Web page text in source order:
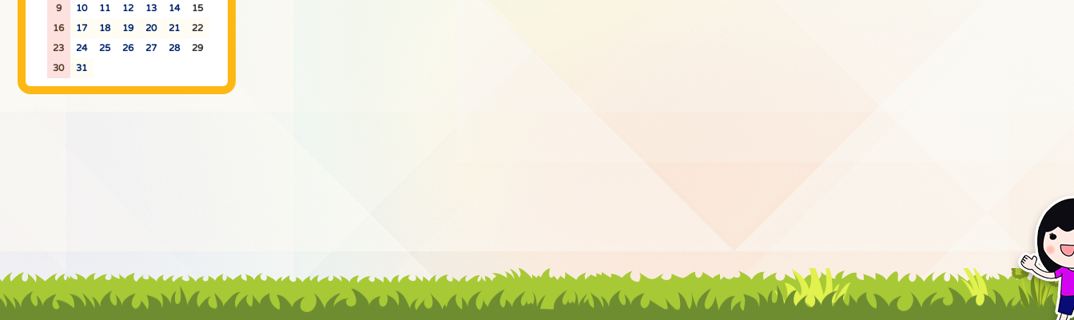
9 10 11 12 13 14 15
16 17 18 19 20 21 22
23 24 25 26 27 28 29
30 31